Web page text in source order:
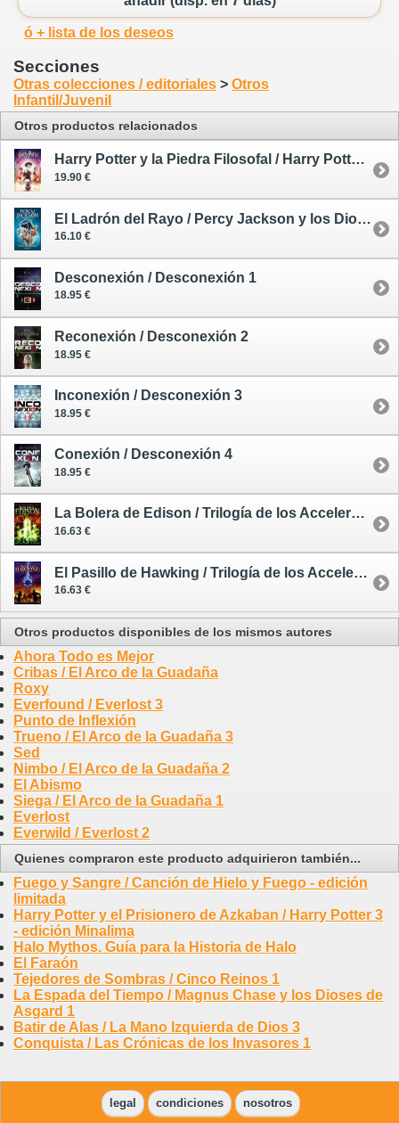
ó + lista de los deseos
Secciones
Otras colecciones / editoriales > Otros
Infantil/Juvenil
Otros productos relacionados
Harry Potter y la Piedra Filosofal / Harry Potter 1 - tapa dura ilustrada (Xabier Bonet)
19.90 €
El Ladrón del Rayo / Percy Jackson y los Dioses del Olimpo 1
16.10 €
Desconexión / Desconexión 1
18.95 €
Reconexión / Desconexión 2
18.95 €
Inconexión / Desconexión 3
18.95 €
Conexión / Desconexión 4
18.95 €
La Bolera de Edison / Trilogía de los Accelerati 2
16.63 €
El Pasillo de Hawking / Trilogía de los Accelerati 3
16.63 €
Otros productos disponibles de los mismos autores
Ahora Todo es Mejor
Cribas / El Arco de la Guadaña
Roxy
Everfound / Everlost 3
Punto de Inflexión
Trueno / El Arco de la Guadaña 3
Sed
Nimbo / El Arco de la Guadaña 2
El Abismo
Siega / El Arco de la Guadaña 1
Everlost
Everwild / Everlost 2
Quienes compraron este producto adquirieron también...
Fuego y Sangre / Canción de Hielo y Fuego - edición
limitada
Harry Potter y el Prisionero de Azkaban / Harry Potter 3
- edición Minalima
Halo Mythos. Guía para la Historia de Halo
El Faraón
Tejedores de Sombras / Cinco Reinos 1
La Espada del Tiempo / Magnus Chase y los Dioses de
Asgard 1
Batir de Alas / La Mano Izquierda de Dios 3
Conquista / Las Crónicas de los Invasores 1
legal condiciones nosotros